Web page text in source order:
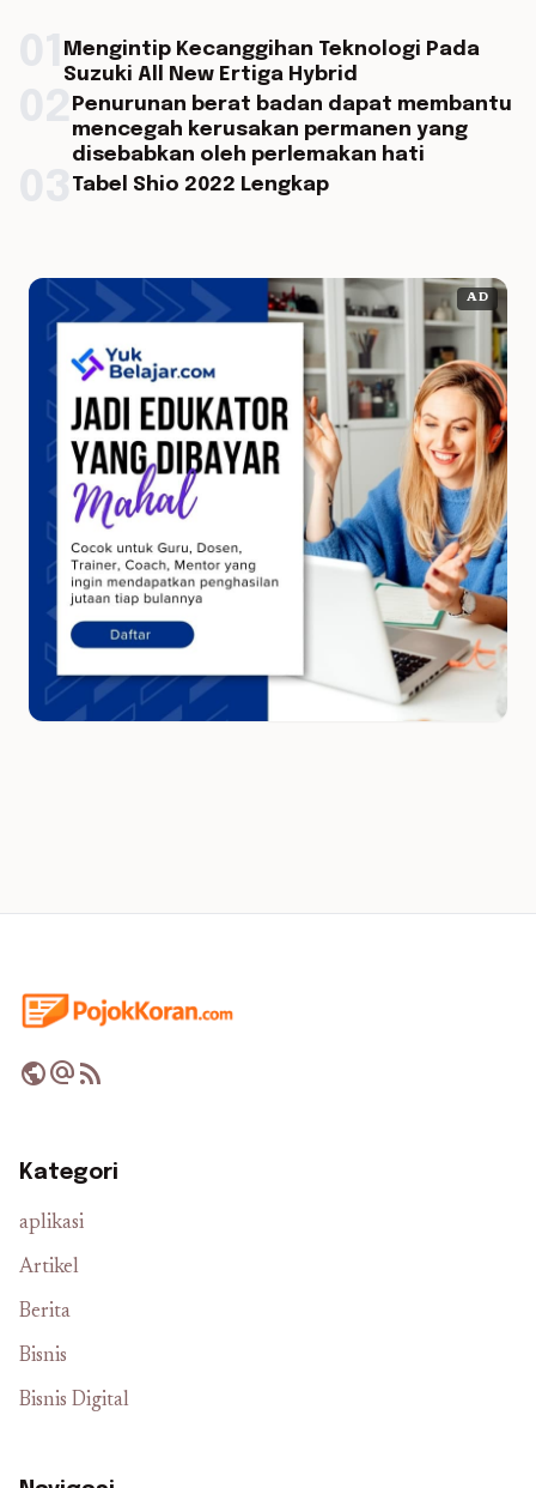
Mengintip Kecanggihan Teknologi Pada
Suzuki All New Ertiga Hybrid
Penurunan berat badan dapat membantu
mencegah kerusakan permanen yang
disebabkan oleh perlemakan hati
Tabel Shio 2022 Lengkap
AD
publicalternate_emailrss_feed
Kategori
aplikasi
Artikel
Berita
Bisnis
Bisnis Digital